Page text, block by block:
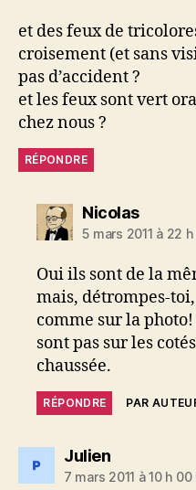
et des feux de
croisement (et sans
pas d’accident ?
et les feux sont vert
chez nous ?
RÉPONDRE
Nicolasdit :
5 mars 2011 à 22
Oui ils sont de la
mais, détrompes-
comme sur la
sont pas sur les
chaussée.
RÉPONDRE PAR
Juliendit :
7 mars 2011 à 10 h 00